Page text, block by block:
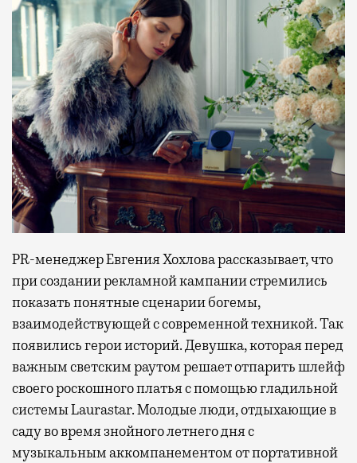
PR-менеджер Евгения Хохлова рассказывает, что
при создании рекламной кампании стремились
показать понятные сценарии богемы,
взаимодействующей с современной техникой. Так
появились герои историй. Девушка, которая перед
важным светским раутом решает отпарить шлейф
своего роскошного платья с помощью гладильной
системы Laurastar. Молодые люди, отдыхающие в
саду во время знойного летнего дня с
музыкальным аккомпанементом от портативной